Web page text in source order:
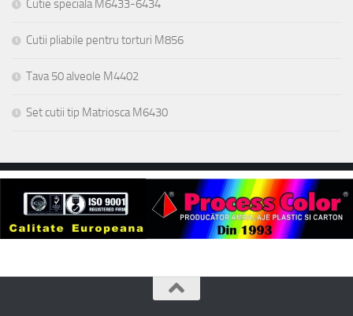
Cutie speciala M6433-6434
Cutii pliabile pentru torturi M856
Tava 50 alveole M4402
Set cutii tip Matriosca M6430